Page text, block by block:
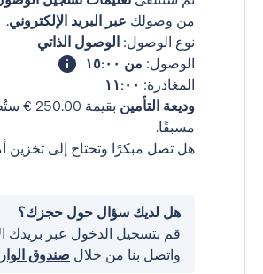
من وصولك عبر البريد الإلكتروني.
نوع الوصول: الوصول الذاتي
الوصول: من ١٥:٠٠
المغادرة: ١١:٠٠
وديعة التأمين
بقيمة
مسبقًا.
هل تصل مبكرًا وتحتاج إلى تخزين
هل لديك سؤال حول حجزك؟
قم بتسجيل الدخول عبر بريدك
واتصل بنا من خلال صندوق